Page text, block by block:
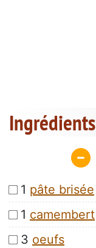
Ingrédients
1 pâte brisée
1 camembert
3 oeufs